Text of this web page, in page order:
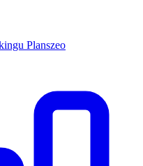
Planszeo